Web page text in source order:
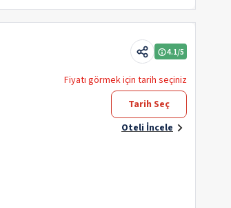
4.1/5
Fiyatı görmek için tarih seçiniz
Tarih Seç
Oteli İncele